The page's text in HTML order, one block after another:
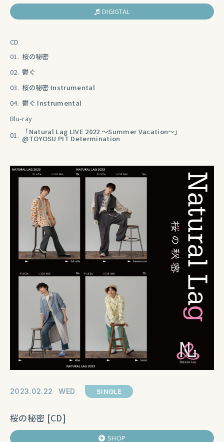
DIGIGTAL
CD
01. 桜の秘密
02. 鬱ぐ
03. 桜の秘密 Instrumental
04. 鬱ぐ Instrumental
Blu-ray
01.
「Natural Lag LIVE 2022 ～Summer Vacation～」
@TOYOSU PIT Determination
2023 02 22 WED SINGLE
桜の秘密 [CD]
SHOP